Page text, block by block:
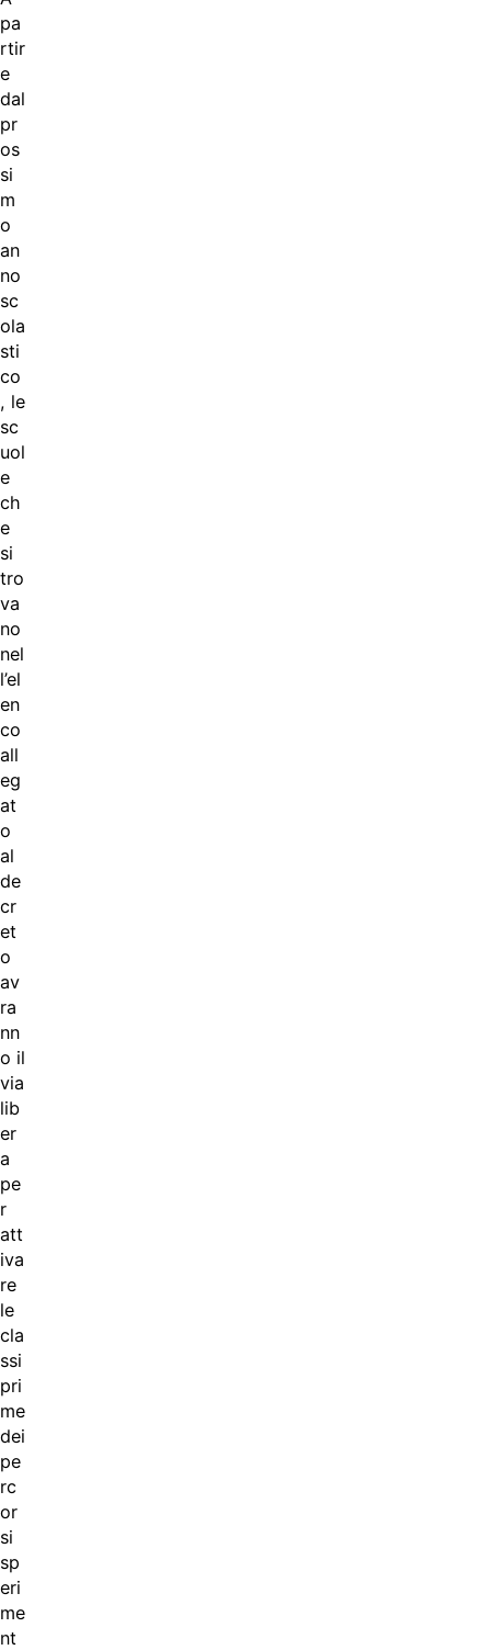
pa
rtir
e
dal
pr
os
si
m
o
an
no
sc
ola
sti
co
, le
sc
uol
e
ch
e
si
tro
va
no
nel
l’el
en
co
all
eg
at
o
al
de
cr
et
o
av
ra
nn
o il
via
lib
er
a
pe
r
att
iva
re
le
cla
ssi
pri
me
dei
pe
rc
or
si
sp
eri
me
nt